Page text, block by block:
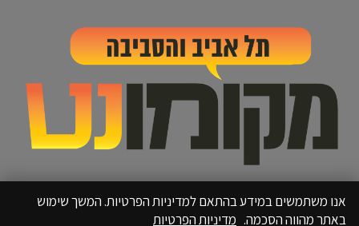
אנו משתמשים במידע בהתאם למדיניות הפרטיות. המשך שימוש
באתר מהווה הסכמה. מדיניות הפרטיות